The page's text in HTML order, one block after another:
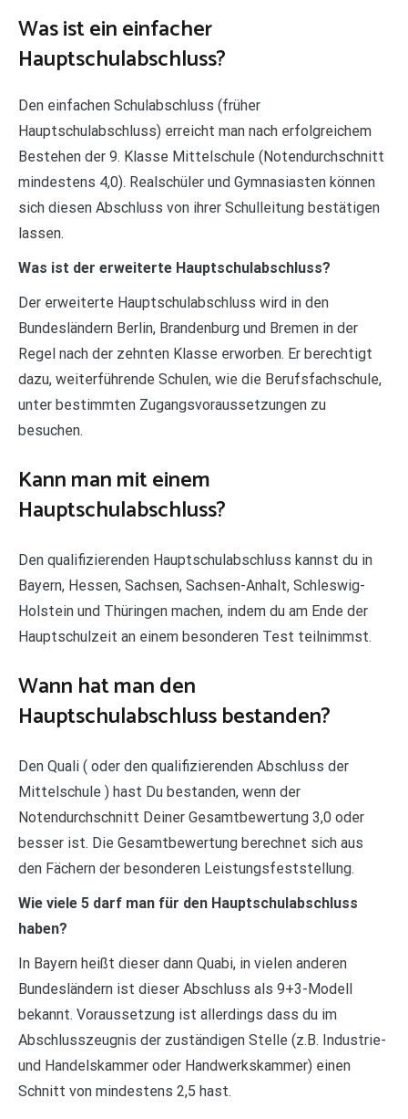
Was ist ein einfacher
Hauptschulabschluss?
Den einfachen Schulabschluss (früher
Hauptschulabschluss) erreicht man nach erfolgreichem
Bestehen der 9. Klasse Mittelschule (Notendurchschnitt
mindestens 4,0). Realschüler und Gymnasiasten können
sich diesen Abschluss von ihrer Schulleitung bestätigen
lassen.
Was ist der erweiterte Hauptschulabschluss?
Der erweiterte Hauptschulabschluss wird in den
Bundesländern Berlin, Brandenburg und Bremen in der
Regel nach der zehnten Klasse erworben. Er berechtigt
dazu, weiterführende Schulen, wie die Berufsfachschule,
unter bestimmten Zugangsvoraussetzungen zu
besuchen.
Kann man mit einem
Hauptschulabschluss?
Den qualifizierenden Hauptschulabschluss kannst du in
Bayern, Hessen, Sachsen, Sachsen-Anhalt, Schleswig-
Holstein und Thüringen machen, indem du am Ende der
Hauptschulzeit an einem besonderen Test teilnimmst.
Wann hat man den
Hauptschulabschluss bestanden?
Den Quali ( oder den qualifizierenden Abschluss der
Mittelschule ) hast Du bestanden, wenn der
Notendurchschnitt Deiner Gesamtbewertung 3,0 oder
besser ist. Die Gesamtbewertung berechnet sich aus
den Fächern der besonderen Leistungsfeststellung.
Wie viele 5 darf man für den Hauptschulabschluss
haben?
In Bayern heißt dieser dann Quabi, in vielen anderen
Bundesländern ist dieser Abschluss als 9+3-Modell
bekannt. Voraussetzung ist allerdings dass du im
Abschlusszeugnis der zuständigen Stelle (z.B. Industrie-
und Handelskammer oder Handwerkskammer) einen
Schnitt von mindestens 2,5 hast.